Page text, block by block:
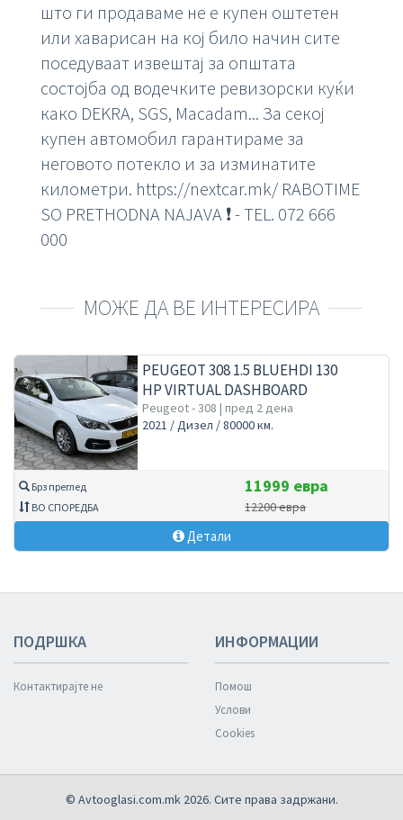
што ги продаваме не е купен оштетен
или хаварисан на кој било начин сите
поседуваат извештај за општата
состојба од водечките ревизорски куќи
како DEKRA, SGS, Macadam... За секој
купен автомобил гарантираме за
неговото потекло и за изминатите
километри. https://nextcar.mk/ RABOTIME
SO PRETHODNA NAJAVA ❗️ - TEL. 072 666
000
МОЖЕ ДА ВЕ ИНТЕРЕСИРА
PEUGEOT 308 1.5 BLUEHDI 130
HP VIRTUAL DASHBOARD
ALLURE
Peugeot - 308 | пред 2 дена
2021 / Дизел / 80000 км.
Брз преглед
ВО СПОРЕДБА
11999 евра
12200 евра
Детали
ПОДРШКА
Контактирајте не
ИНФОРМАЦИИ
Помош
Услови
Cookies
© Avtooglasi.com.mk 2026. Сите права задржани.